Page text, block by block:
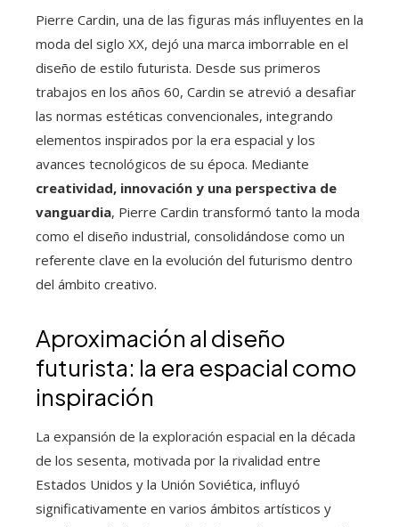
Pierre Cardin, una de las figuras más influyentes en la
moda del siglo XX, dejó una marca imborrable en el
diseño de estilo futurista. Desde sus primeros
trabajos en los años 60, Cardin se atrevió a desafiar
las normas estéticas convencionales, integrando
elementos inspirados por la era espacial y los
avances tecnológicos de su época. Mediante
creatividad, innovación y una perspectiva de
vanguardia, Pierre Cardin transformó tanto la moda
como el diseño industrial, consolidándose como un
referente clave en la evolución del futurismo dentro
del ámbito creativo.
Aproximación al diseño
futurista: la era espacial como
inspiración
La expansión de la exploración espacial en la década
de los sesenta, motivada por la rivalidad entre
Estados Unidos y la Unión Soviética, influyó
significativamente en varios ámbitos artísticos y